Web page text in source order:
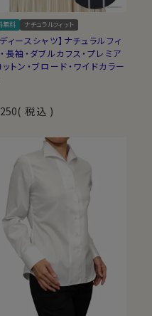
無料 ナチュラルフィット
ディースシャツ】ナチュラルフィ
・長袖・ダブルカフス・プレミア
ットン・ブロード・ワイドカラー
税込